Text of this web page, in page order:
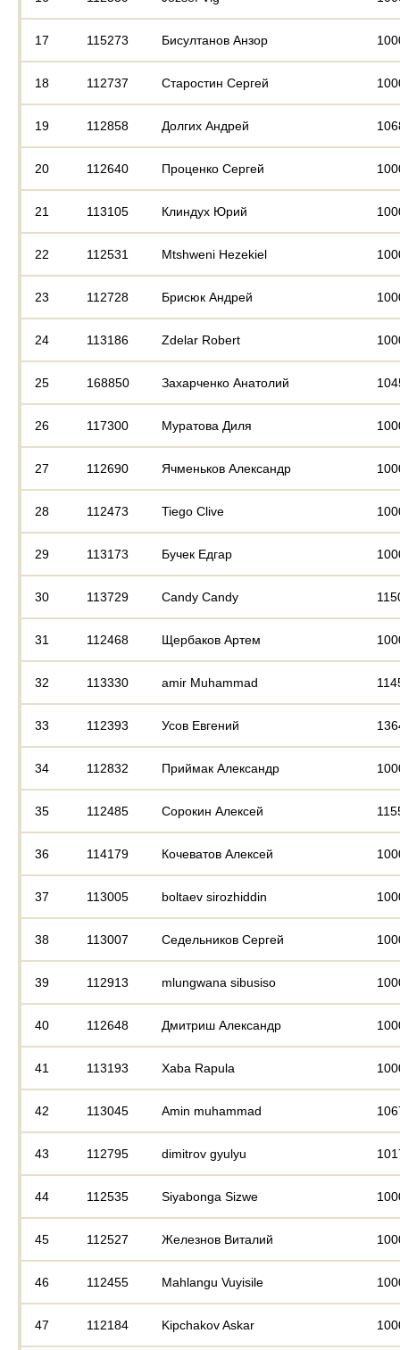
17 115273 Бисултанов Анзор
18 112737 Старостин Сергей
19 112858 Долгих Андрей
20 112640 Проценко Сергей
21 113105 Клиндух Юрий
22 112531 Mtshweni Hezekiel
23 112728 Брисюк Андрей
24 113186 Zdelar Robert
25 168850 Захарченко Анатолий
26 117300 Муратова Диля
27 112690 Ячменьков Александр
28 112473 Tiego Clive
29 113173 Бучек Едгар
30 113729 Candy Candy
31 112468 Щербаков Артем
32 113330 amir Muhammad
33 112393 Усов Евгений
34 112832 Приймак Александр
35 112485 Сорокин Алексей
36 114179 Кочеватов Алексей
37 113005 boltaev sirozhiddin
38 113007 Седельников Сергей
39 112913 mlungwana sibusiso
40 112648 Дмитриш Александр
41 113193 Xaba Rapula
42 113045 Amin muhammad
43 112795 dimitrov gyulyu
44 112535 Siyabonga Sizwe
45 112527 Железнов Виталий
46 112455 Mahlangu Vuyisile
47 112184 Kipchakov Askar